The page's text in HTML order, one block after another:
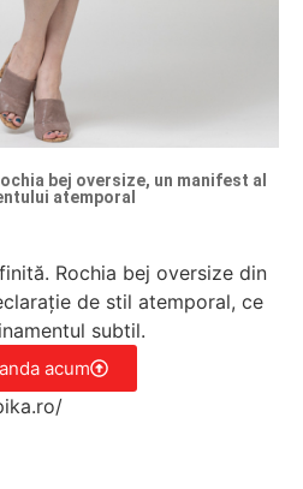
bej oversize, un manifest al
atemporal
Rochia bej oversize din
de stil atemporal, ce
subtil.
acum